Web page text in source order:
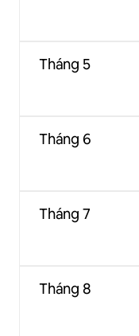
Tháng 5
Tháng 6
Tháng 7
Tháng 8